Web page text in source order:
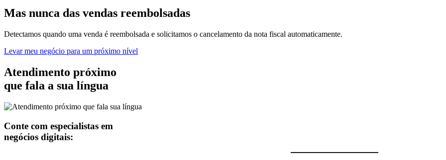
Mas nunca das vendas reembolsadas
Detectamos quando uma venda é reembolsada e solicitamos o cancelamento da nota fiscal automaticamente.
Levar meu negócio para um próximo nível
Atendimento próximo
que fala a sua língua
Conte com especialistas em
negócios digitais: